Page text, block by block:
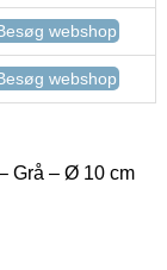
webshop
webshop
Grå – Ø 10 cm